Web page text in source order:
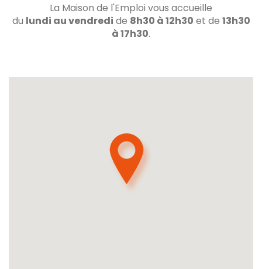
La Maison de l'Emploi vous accueille
du lundi au vendredi de 8h30 à 12h30 et de 13h30
à 17h30.